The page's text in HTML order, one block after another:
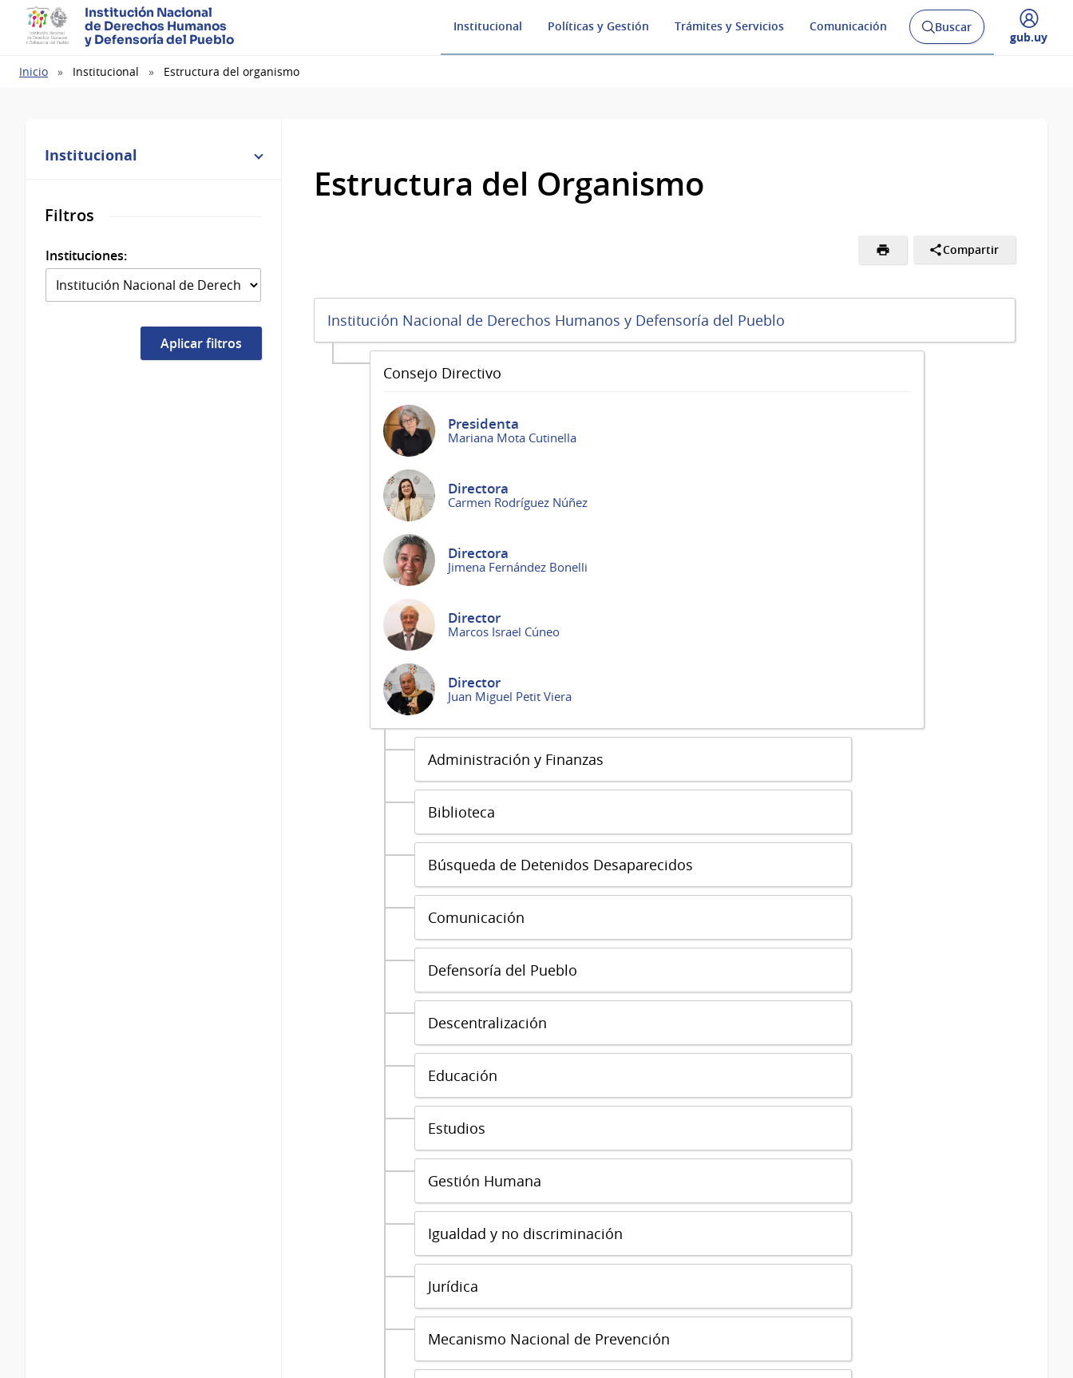
Institución Nacional
de Derechos Humanos
y Defensoría del Pueblo
Institucional Políticas y Gestión Trámites y Servicios Comunicación
Abrir
buscador
Buscar
Desplegar
gub.uy
Ruta
Inicio Institucional Estructura del organismo
Institucional
Filtros
Instituciones:
Estructura del Organismo
Compartir
Institución Nacional de Derechos Humanos y Defensoría del Pueblo
Consejo Directivo
Presidenta
Mariana Mota Cutinella
Directora
Carmen Rodríguez Núñez
Directora
Jimena Fernández Bonelli
Director
Marcos Israel Cúneo
Director
Juan Miguel Petit Viera
Administración y Finanzas
Biblioteca
Búsqueda de Detenidos Desaparecidos
Comunicación
Defensoría del Pueblo
Descentralización
Educación
Estudios
Gestión Humana
Igualdad y no discriminación
Jurídica
Mecanismo Nacional de Prevención